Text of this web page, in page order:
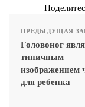
ПРЕДЫДУЩАЯ
Головоног
типичным
изображением
для ребенка